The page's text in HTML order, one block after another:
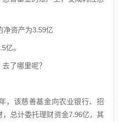
净资产为3.59亿
亿。
了哪里呢？
，该慈善基金向农业银行、招
总计委托理财资金7.96亿，其